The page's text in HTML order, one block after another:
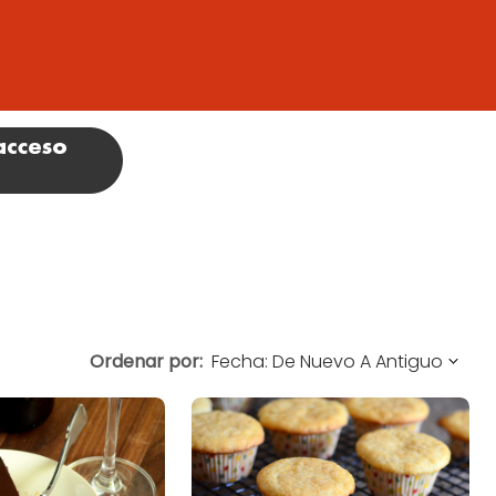
Ordenar por: